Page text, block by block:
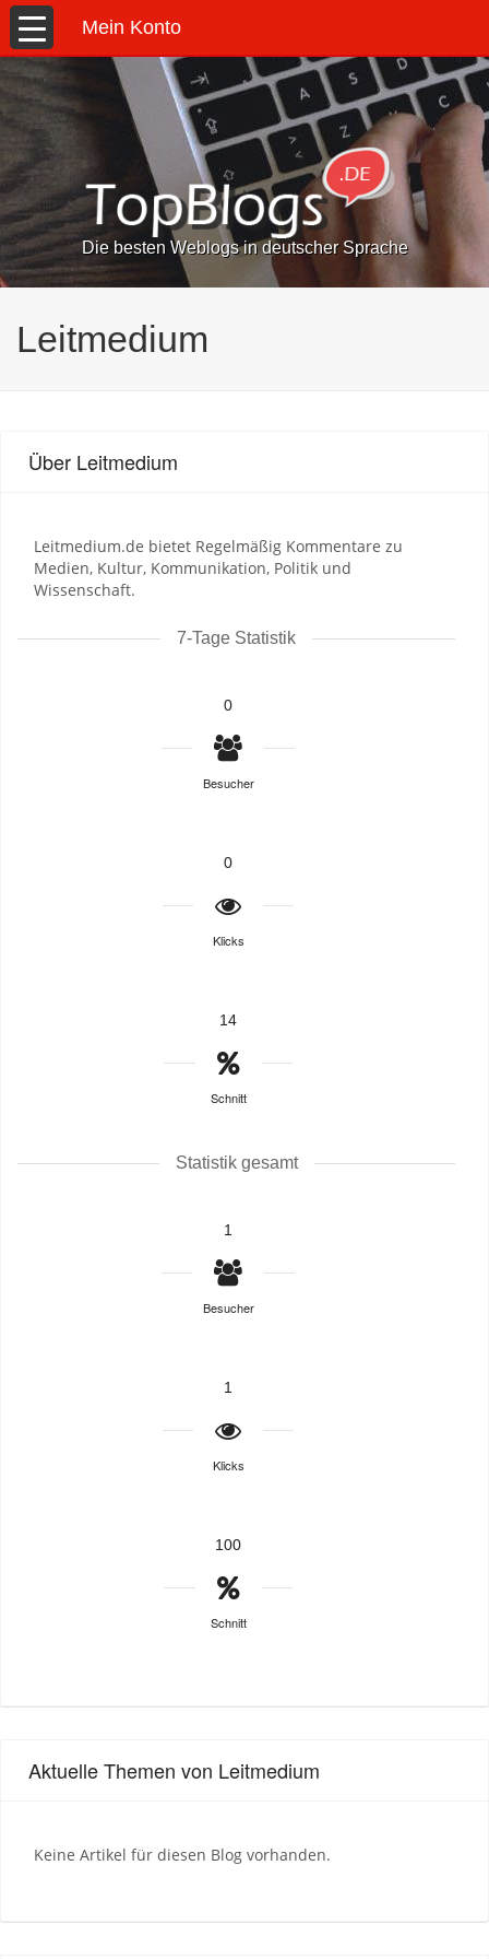
Mein Konto
Die besten Weblogs in deutscher Sprache
Leitmedium
Über Leitmedium
Leitmedium.de bietet Regelmäßig Kommentare zu
Medien, Kultur, Kommunikation, Politik und
Wissenschaft.
7-Tage Statistik
0
Besucher
0
Klicks
14
Schnitt
Statistik gesamt
1
Besucher
1
Klicks
100
Schnitt
Aktuelle Themen von Leitmedium
Keine Artikel für diesen Blog vorhanden.